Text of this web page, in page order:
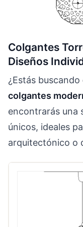
Colgantes
Diseños
¿Estás buscando
colgantes
encontrarás una
únicos, ideales
arquitectónico o